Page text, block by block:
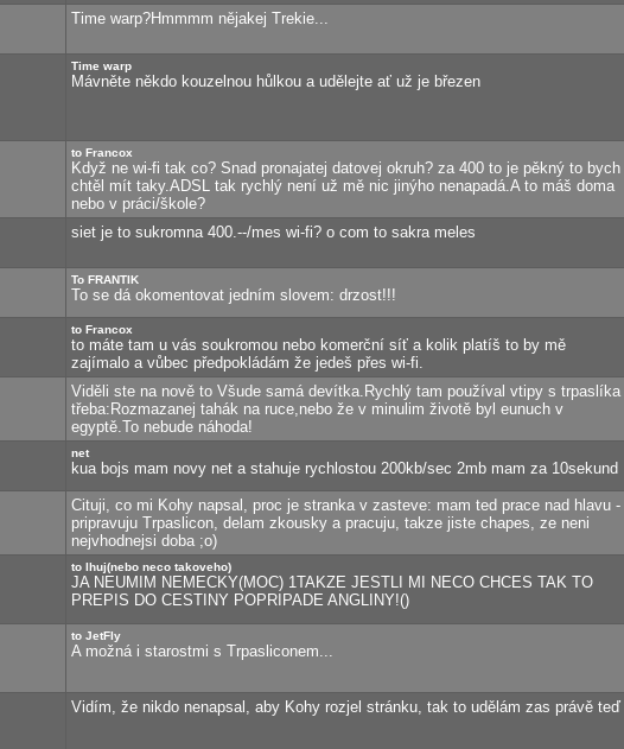
Time warp?Hmmmm nějakej Trekie...
Time warp
Mávněte někdo kouzelnou hůlkou a udělejte ať už je březen
to Francox
Když ne wi-fi tak co? Snad pronajatej datovej okruh? za 400 to je pěkný to bych
chtěl mít taky.ADSL tak rychlý není už mě nic jinýho nenapadá.A to máš doma
nebo v práci/škole?
siet je to sukromna 400.--/mes wi-fi? o com to sakra meles
To FRANTIK
To se dá okomentovat jedním slovem: drzost!!!
to Francox
to máte tam u vás soukromou nebo komerční síť a kolik platíš to by mě
zajímalo a vůbec předpokládám že jedeš přes wi-fi.
Viděli ste na nově to Všude samá devítka.Rychlý tam používal vtipy s trpaslíka
třeba:Rozmazanej tahák na ruce,nebo že v minulim životě byl eunuch v
egyptě.To nebude náhoda!
net
kua bojs mam novy net a stahuje rychlostou 200kb/sec 2mb mam za 10sekund
Cituji, co mi Kohy napsal, proc je stranka v zasteve: mam ted prace nad hlavu -
pripravuju Trpaslicon, delam zkousky a pracuju, takze jiste chapes, ze neni
nejvhodnejsi doba ;o)
to Ihuj(nebo neco takoveho)
JA NEUMIM NEMECKY(MOC) 1TAKZE JESTLI MI NECO CHCES TAK TO
PREPIS DO CESTINY POPRIPADE ANGLINY!()
to JetFly
A možná i starostmi s Trpasliconem...
Vidím, že nikdo nenapsal, aby Kohy rozjel stránku, tak to udělám zas právě teď